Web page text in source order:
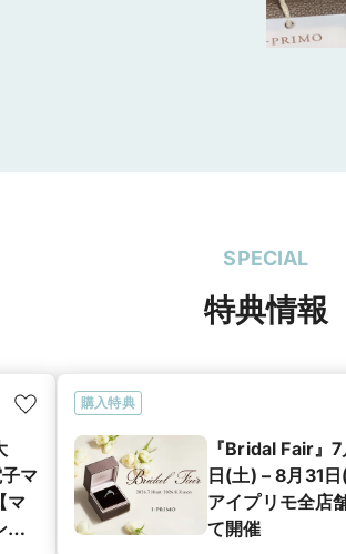
ザインが多いこと、ダイヤ
SPECIAL
特典情報
マ
マ
グ
購入特典
『Bridal Fair』
日(土) – 8月31
アイプリモ全店
て開催